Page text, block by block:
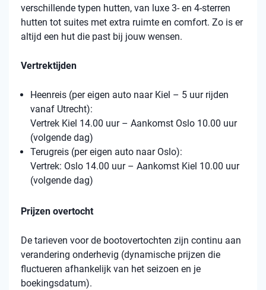
verschillende typen hutten, van luxe 3- en 4-sterren
hutten tot suites met extra ruimte en comfort. Zo is er
altijd een hut die past bij jouw wensen.
Vertrektijden
Heenreis (per eigen auto naar Kiel – 5 uur rijden
vanaf Utrecht):
Vertrek Kiel 14.00 uur – Aankomst Oslo 10.00 uur
(volgende dag)
Terugreis (per eigen auto naar Oslo):
Vertrek: Oslo 14.00 uur – Aankomst Kiel 10.00 uur
(volgende dag)
Prijzen overtocht
De tarieven voor de bootovertochten zijn continu aan
verandering onderhevig (dynamische prijzen die
fluctueren afhankelijk van het seizoen en je
boekingsdatum).